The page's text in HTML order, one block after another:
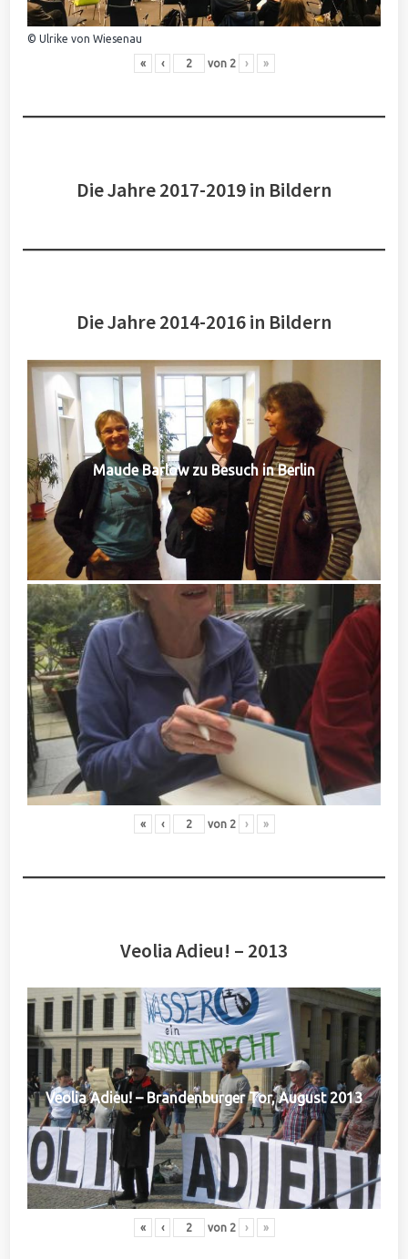
© Ulrike von Wiesenau
« ‹ von 2 › »
Die Jahre 2017-2019 in Bildern
Die Jahre 2014-2016 in Bildern
Maude Barlow zu Besuch in Berlin
« ‹ von 2 › »
Veolia Adieu! – 2013
Veolia Adieu! – Brandenburger Tor, August 2013
« ‹ von 2 › »